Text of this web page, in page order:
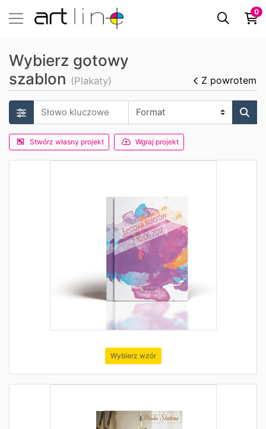
0
Wybierz gotowy
szablon (Plakaty) Z powrotem
Stwórz własny projekt Wgraj projekt
Wybierz wzór